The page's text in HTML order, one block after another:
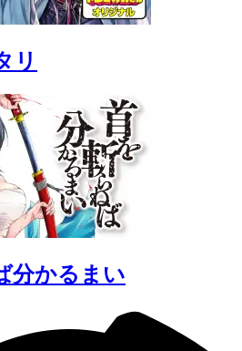
リ
分かるまい